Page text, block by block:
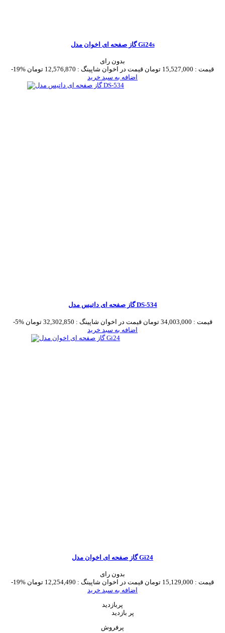
گاز صفحه ای اخوان مدل Gi24s
بدون رای
-19%
قیمت : 15,527,000 تومان قیمت در اخوان شاپینگ : 12,576,870 تومان
اضافه به سبد خرید
گاز صفحه ای داتیس مدل DS-534
-5% قیمت : 34,003,000 تومان قیمت در اخوان شاپینگ : 32,302,850 تومان
اضافه به سبد خرید
گاز صفحه ای اخوان مدل Gi24
بدون رای
-19%
قیمت : 15,129,000 تومان قیمت در اخوان شاپینگ : 12,254,490 تومان
اضافه به سبد خرید
پربازدید
پر بازدید
پرفروش